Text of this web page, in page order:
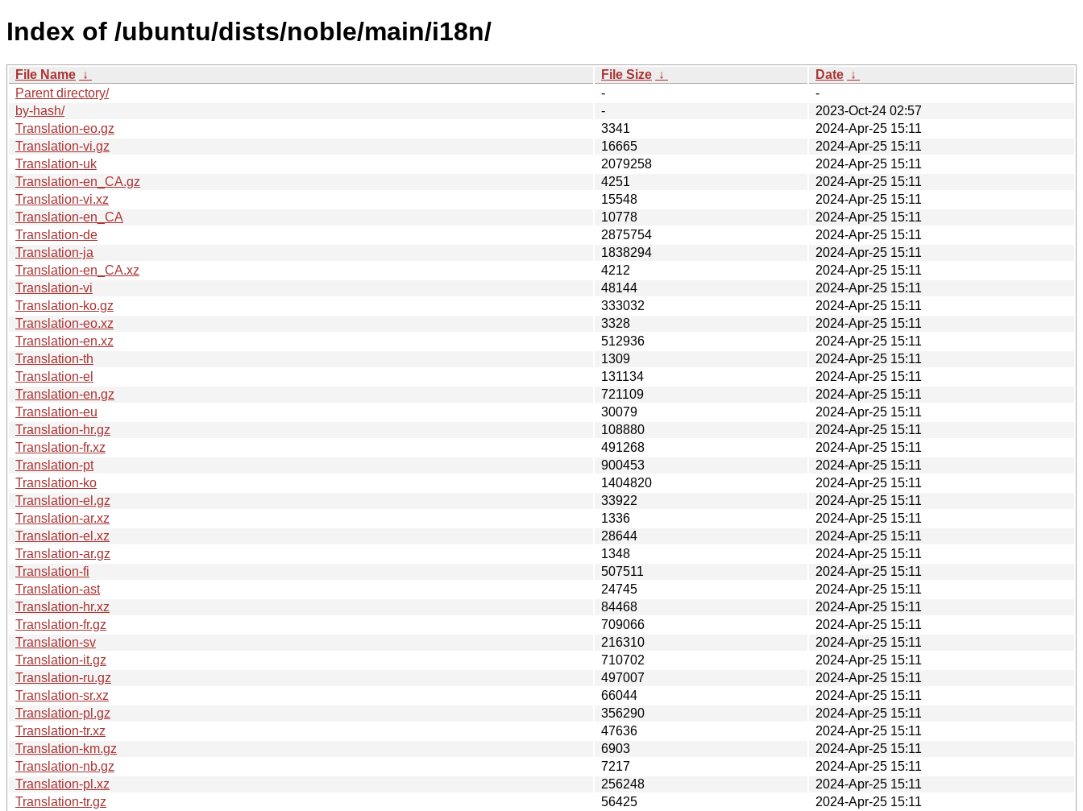
Index of /ubuntu/dists/noble/main/i18n/
File Name ↓ File Size ↓ Date ↓
Parent directory/
-
-
by-hash/
-
2023-Oct-24 02:57
Translation-eo.gz
3341
2024-Apr-25 15:11
Translation-vi.gz
16665
2024-Apr-25 15:11
Translation-uk
2079258
2024-Apr-25 15:11
Translation-en_CA.gz
4251
2024-Apr-25 15:11
Translation-vi.xz
15548
2024-Apr-25 15:11
Translation-en_CA
10778
2024-Apr-25 15:11
Translation-de
2875754
2024-Apr-25 15:11
Translation-ja
1838294
2024-Apr-25 15:11
Translation-en_CA.xz
4212
2024-Apr-25 15:11
Translation-vi
48144
2024-Apr-25 15:11
Translation-ko.gz
333032
2024-Apr-25 15:11
Translation-eo.xz
3328
2024-Apr-25 15:11
Translation-en.xz
512936
2024-Apr-25 15:11
Translation-th
1309
2024-Apr-25 15:11
Translation-el
131134
2024-Apr-25 15:11
Translation-en.gz
721109
2024-Apr-25 15:11
Translation-eu
30079
2024-Apr-25 15:11
Translation-hr.gz
108880
2024-Apr-25 15:11
Translation-fr.xz
491268
2024-Apr-25 15:11
Translation-pt
900453
2024-Apr-25 15:11
Translation-ko
1404820
2024-Apr-25 15:11
Translation-el.gz
33922
2024-Apr-25 15:11
Translation-ar.xz
1336
2024-Apr-25 15:11
Translation-el.xz
28644
2024-Apr-25 15:11
Translation-ar.gz
1348
2024-Apr-25 15:11
Translation-fi
507511
2024-Apr-25 15:11
Translation-ast
24745
2024-Apr-25 15:11
Translation-hr.xz
84468
2024-Apr-25 15:11
Translation-fr.gz
709066
2024-Apr-25 15:11
Translation-sv
216310
2024-Apr-25 15:11
Translation-it.gz
710702
2024-Apr-25 15:11
Translation-ru.gz
497007
2024-Apr-25 15:11
Translation-sr.xz
66044
2024-Apr-25 15:11
Translation-pl.gz
356290
2024-Apr-25 15:11
Translation-tr.xz
47636
2024-Apr-25 15:11
Translation-km.gz
6903
2024-Apr-25 15:11
Translation-nb.gz
7217
2024-Apr-25 15:11
Translation-pl.xz
256248
2024-Apr-25 15:11
Translation-tr.gz
56425
2024-Apr-25 15:11